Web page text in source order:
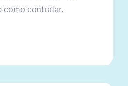
como contratar.